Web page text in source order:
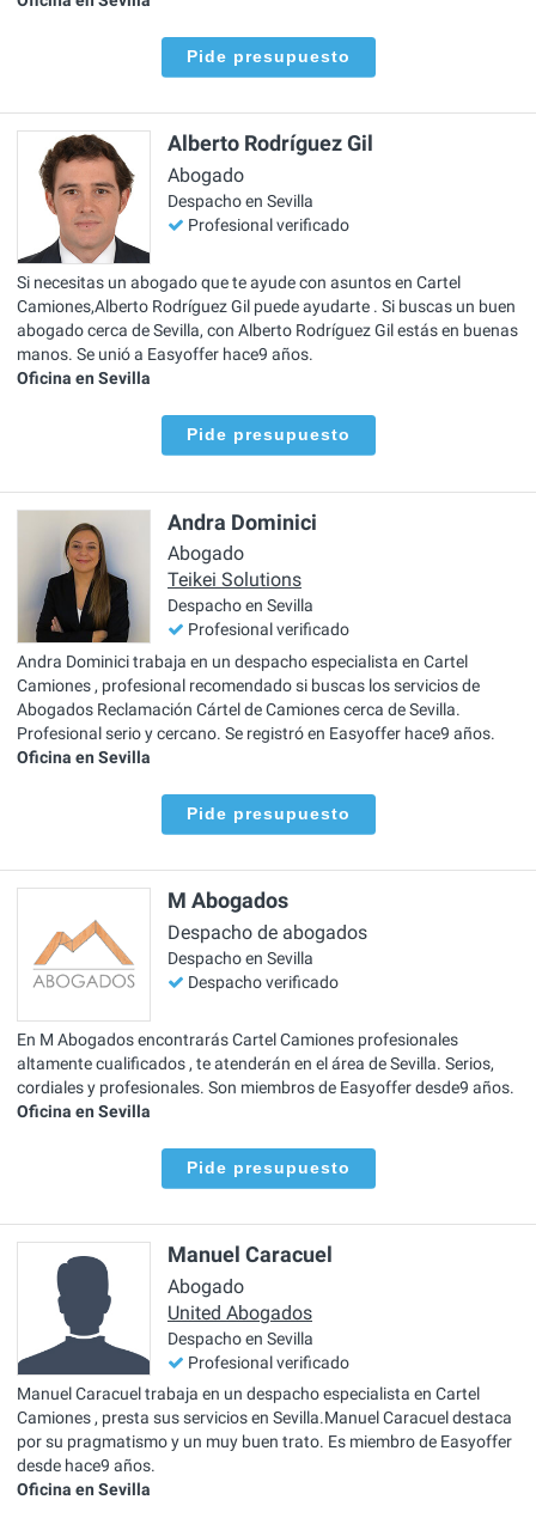
Pide presupuesto
Alberto Rodríguez Gil
Abogado
Despacho en Sevilla
Profesional verificado
Si necesitas un abogado que te ayude con asuntos en Cartel
Camiones,Alberto Rodríguez Gil puede ayudarte . Si buscas un buen
abogado cerca de Sevilla, con Alberto Rodríguez Gil estás en buenas
manos. Se unió a Easyoffer hace9 años.
Oficina en Sevilla
Pide presupuesto
Andra Dominici
Abogado
Teikei Solutions
Despacho en Sevilla
Profesional verificado
Andra Dominici trabaja en un despacho especialista en Cartel
Camiones , profesional recomendado si buscas los servicios de
Abogados Reclamación Cártel de Camiones cerca de Sevilla.
Profesional serio y cercano. Se registró en Easyoffer hace9 años.
Oficina en Sevilla
Pide presupuesto
M Abogados
Despacho de abogados
Despacho en Sevilla
Despacho verificado
En M Abogados encontrarás Cartel Camiones profesionales
altamente cualificados , te atenderán en el área de Sevilla. Serios,
cordiales y profesionales. Son miembros de Easyoffer desde9 años.
Oficina en Sevilla
Pide presupuesto
Manuel Caracuel
Abogado
United Abogados
Despacho en Sevilla
Profesional verificado
Manuel Caracuel trabaja en un despacho especialista en Cartel
Camiones , presta sus servicios en Sevilla.Manuel Caracuel destaca
por su pragmatismo y un muy buen trato. Es miembro de Easyoffer
desde hace9 años.
Oficina en Sevilla